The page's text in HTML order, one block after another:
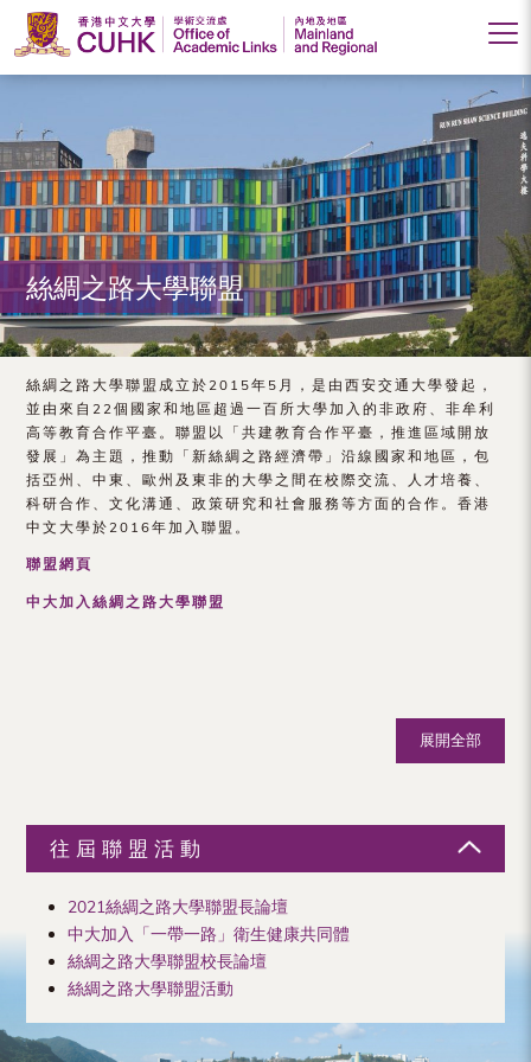
香
港
中
文
大
學
學
術
交
流
處
（內
地
絲綢之路大學聯盟
絲綢之路大學聯盟成立於2015年5月，是由西安交通大學發起，
並由來自22個國家和地區超過一百所大學加入的非政府、非牟利
高等教育合作平臺。聯盟以「共建教育合作平臺，推進區域開放
發展」為主題，推動「新絲綢之路經濟帶」沿線國家和地區，包
括亞州、中東、歐州及東非的大學之間在校際交流、人才培養、
科研合作、文化溝通、政策研究和社會服務等方面的合作。香港
中文大學於2016年加入聯盟。
聯盟網頁
中大加入絲綢之路大學聯盟
展開全部
往屆聯盟活動
2021絲綢之路大學聯盟長論壇
中大加入「一帶一路」衛生健康共同體
絲綢之路大學聯盟校長論壇
絲綢之路大學聯盟活動